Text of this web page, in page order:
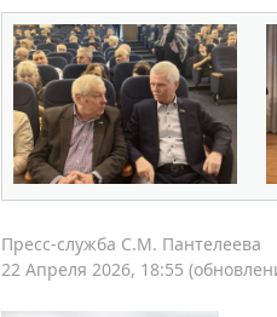
Пресс-служба С.М. Пантелеева
22 Апреля 2026, 18:55